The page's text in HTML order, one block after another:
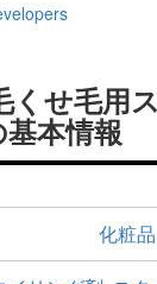
くせ毛用
本情報
化粧品